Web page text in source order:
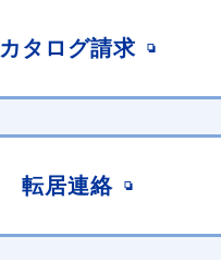
カタログ請求
転居連絡